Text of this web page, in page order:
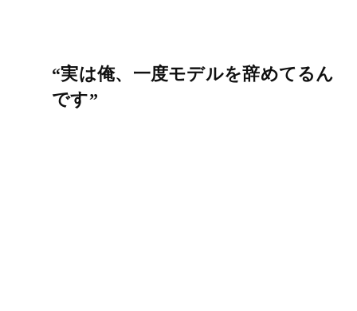
“実は俺、一度モデルを辞めてるん
です”